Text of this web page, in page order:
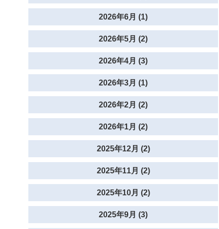
2026年6月 (1)
2026年5月 (2)
2026年4月 (3)
2026年3月 (1)
2026年2月 (2)
2026年1月 (2)
2025年12月 (2)
2025年11月 (2)
2025年10月 (2)
2025年9月 (3)